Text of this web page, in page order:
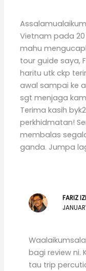
Vietnam pada 20
mahu
tour guide saya,
haritu utk ckp
awal sampai ke
sgt menjaga
Terima kasih
perkhidmatan!
membalas
ganda. Jumpa
FARIZ
bagi review ni.
tau trip